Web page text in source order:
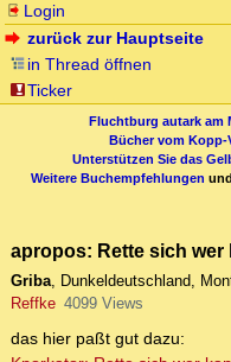
Login
zurück zur Hauptseite
in Thread öffnen
Ticker
Fluchtburg autark am
Bücher vom Kopp-
Unterstützen Sie das
Weitere Buchempfehlungen und
apropos: Rette sich wer
Griba, Dunkeldeutschland,
Reffke 4099 Views
das hier paßt gut dazu: